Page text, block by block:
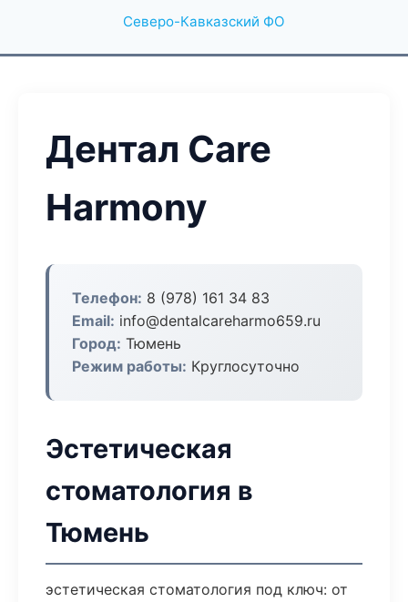
Северо-Кавказский ФО
Дентал Care
Harmony
Телефон: 8 (978) 161 34 83
Email: info@dentalcareharmo659.ru
Город: Тюмень
Режим работы: Круглосуточно
Эстетическая
стоматология в
Тюмень
эстетическая стоматология под ключ: от